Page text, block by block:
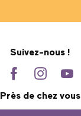
Suivez-nous !
Près de chez vous